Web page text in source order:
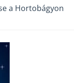
a Hortobágyon